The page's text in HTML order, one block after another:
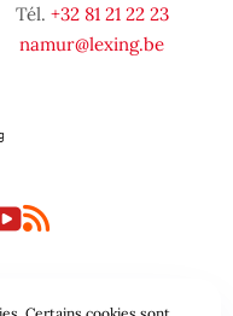
Tél. +32 81 21 22 23
namur@lexing.be